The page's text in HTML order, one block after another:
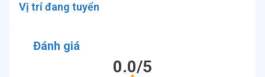
Vị trí đang tuyển
Đánh giá
0.0/5